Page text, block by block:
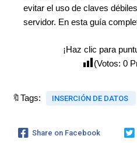
evitar el uso de claves
servidor. En esta guía
¡Haz clic para
(Votos: 0
🔖Tags: INSERCIÓN DE DATOS
Share on Facebook